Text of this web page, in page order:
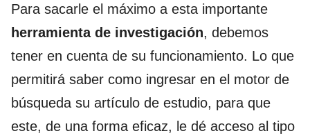
Para sacarle el máximo a esta importante
herramienta de investigación, debemos
tener en cuenta de su funcionamiento. Lo que
permitirá saber como ingresar en el motor de
búsqueda su artículo de estudio, para que
este, de una forma eficaz, le dé acceso al tipo